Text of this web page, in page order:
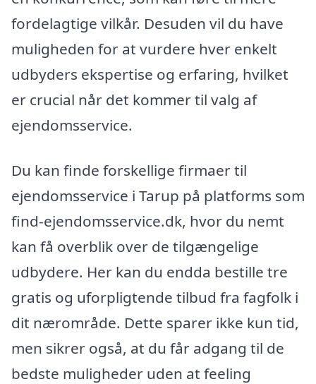
fordelagtige vilkår. Desuden vil du have
muligheden for at vurdere hver enkelt
udbyders ekspertise og erfaring, hvilket
er crucial når det kommer til valg af
ejendomsservice.
Du kan finde forskellige firmaer til
ejendomsservice i Tarup på platforms som
find-ejendomsservice.dk, hvor du nemt
kan få overblik over de tilgængelige
udbydere. Her kan du endda bestille tre
gratis og uforpligtende tilbud fra fagfolk i
dit nærområde. Dette sparer ikke kun tid,
men sikrer også, at du får adgang til de
bedste muligheder uden at feeling